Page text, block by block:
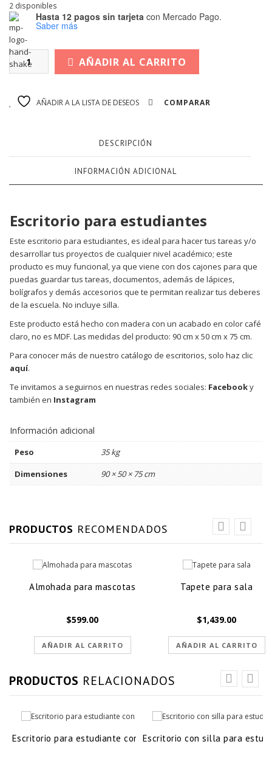
2 disponibles
Hasta 12 pagos sin tarjeta con Mercado Pago.
Saber más
AÑADIR AL CARRITO
AÑADIR A LA LISTA DE DESEOS COMPARAR
DESCRIPCIÓN
INFORMACIÓN ADICIONAL
Escritorio para estudiantes
Este escritorio para estudiantes, es ideal para hacer tus tareas y/o
desarrollar tus proyectos de cualquier nivel académico; este
producto es muy funcional, ya que viene con dos cajones para que
puedas guardar tus tareas, documentos, además de lápices,
bolígrafos y demás accesorios que te permitan realizar tus deberes
de la escuela. No incluye silla.
Este producto está hecho con madera con un acabado en color café
claro, no es MDF. Las medidas del producto: 90 cm x 50 cm x 75 cm.
Para conocer más de nuestro catálogo de escritorios, solo haz clic
aquí.
Te invitamos a seguirnos en nuestras redes sociales: Facebooky
también en Instagram
Información adicional
Peso
35 kg
Dimensiones
90 × 50 × 75 cm
PRODUCTOS RECOMENDADOS
Almohada para mascotas
$599.00
AÑADIR AL CARRITO
Tapete para sala
$1,439.00
AÑADIR AL CARRITO
PRODUCTOS RELACIONADOS
Escritorio para estudiante con repisaEscritorio con silla para